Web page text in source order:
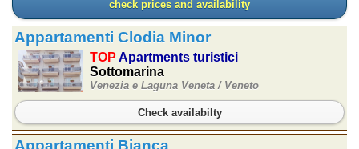
check prices and availability
Appartamenti Clodia Minor
TOP Apartments turistici
Sottomarina
Venezia e Laguna Veneta / Veneto
Check availabilty
Appartamenti Bianca